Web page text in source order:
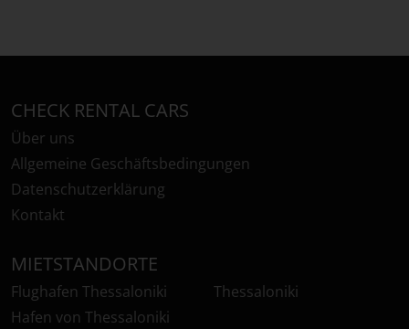
CHECK RENTAL CARS
Über uns
Allgemeine Geschäftsbedingungen
Datenschutzerklärung
Kontakt
MIETSTANDORTE
Flughafen Thessaloniki
Hafen von Thessaloniki
Thessaloniki